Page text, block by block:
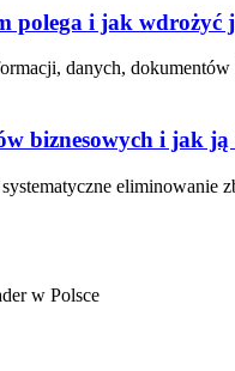
polega i jak
danych,
biznesowych i jak
eliminowanie
w Polsce